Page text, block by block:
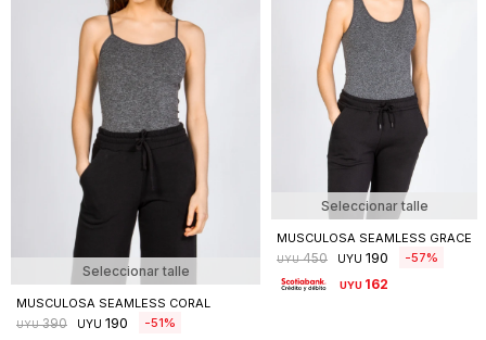
Seleccionar talle
MUSCULOSA SEAMLESS CORAL
UYU 390 UYU 190 51
Seleccionar talle
MUSCULOSA SEAMLESS GRACE
UYU 450 UYU 190 57
UYU 162